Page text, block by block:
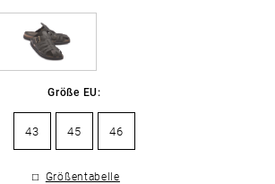
Größe EU:
43 45 46
Größentabelle